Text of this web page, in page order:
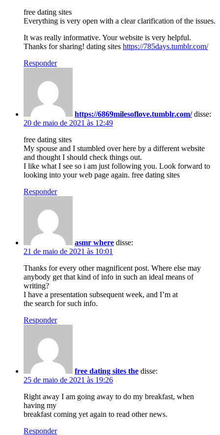
free dating sites
Everything is very open with a clear clarification of the issues.
It was really informative. Your website is very helpful.
Thanks for sharing! dating sites https://785days.tumblr.com/
Responder
https://6869milesoflove.tumblr.com/ disse:
20 de maio de 2021 às 12:49
free dating sites
My spouse and I stumbled over here by a different website
and thought I should check things out.
I like what I see so i am just following you. Look forward to
looking into your web page again. free dating sites
Responder
asmr where disse:
21 de maio de 2021 às 10:01
Thanks for every other magnificent post. Where else may
anybody get that kind of info in such an ideal means of
writing?
I have a presentation subsequent week, and I’m at
the search for such info.
Responder
free dating sites the disse:
25 de maio de 2021 às 19:26
Right away I am going away to do my breakfast, when
having my
breakfast coming yet again to read other news.
Responder